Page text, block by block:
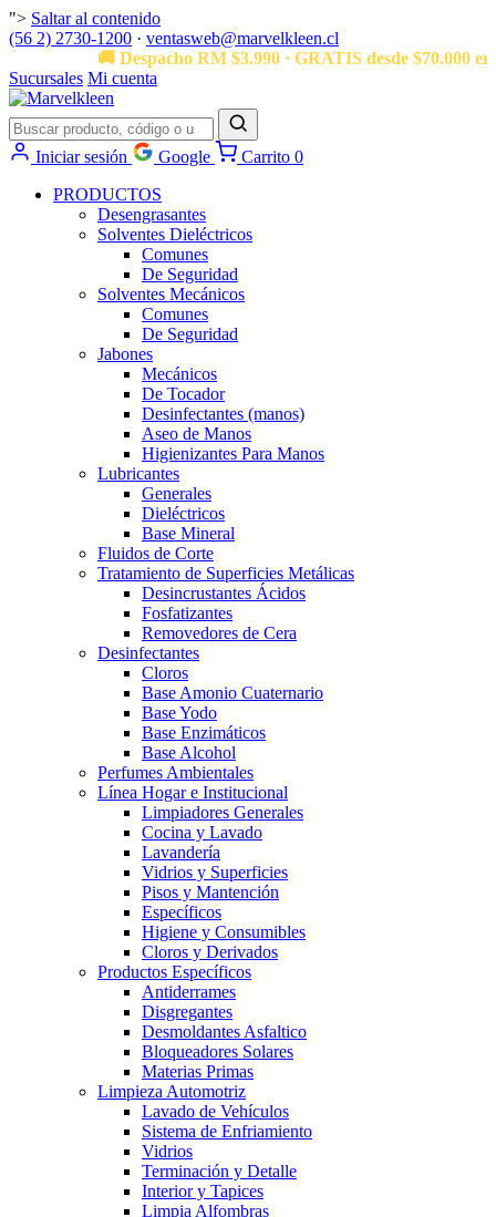
"> Saltar al contenido
(56 2) 2730-1200 · ventasweb@marvelkleen.cl
🚚 Despacho RM $3.990 · GRATIS desde $70.000
Sucursales Mi cuenta
Iniciar sesión Google Carrito 0
PRODUCTOS
Desengrasantes
Solventes Dieléctricos
Comunes
De Seguridad
Solventes Mecánicos
Comunes
De Seguridad
Jabones
Mecánicos
De Tocador
Desinfectantes (manos)
Aseo de Manos
Higienizantes Para Manos
Lubricantes
Generales
Dieléctricos
Base Mineral
Fluidos de Corte
Tratamiento de Superficies Metálicas
Desincrustantes Ácidos
Fosfatizantes
Removedores de Cera
Desinfectantes
Cloros
Base Amonio Cuaternario
Base Yodo
Base Enzimáticos
Base Alcohol
Perfumes Ambientales
Línea Hogar e Institucional
Limpiadores Generales
Cocina y Lavado
Lavandería
Vidrios y Superficies
Pisos y Mantención
Específicos
Higiene y Consumibles
Cloros y Derivados
Productos Específicos
Antiderrames
Disgregantes
Desmoldantes Asfaltico
Bloqueadores Solares
Materias Primas
Limpieza Automotriz
Lavado de Vehículos
Sistema de Enfriamiento
Vidrios
Terminación y Detalle
Interior y Tapices
Limpia Alfombras